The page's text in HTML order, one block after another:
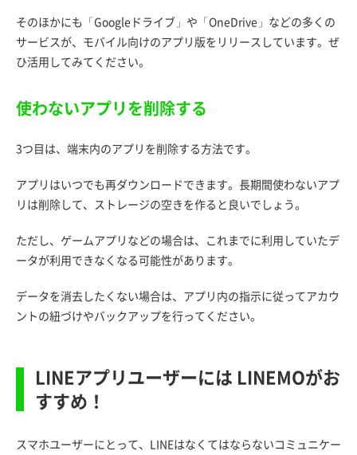
そのほかにも「Googleドライブ」や「OneDrive」などの多くの
サービスが、モバイル向けのアプリ版をリリースしています。ぜ
ひ活用してみてください。
使わないアプリを削除する
3つ目は、端末内のアプリを削除する方法です。
アプリはいつでも再ダウンロードできます。長期間使わないアプ
リは削除して、ストレージの空きを作ると良いでしょう。
ただし、ゲームアプリなどの場合は、これまでに利用していたデ
ータが利用できなくなる可能性があります。
データを消去したくない場合は、アプリ内の指示に従ってアカウ
ントの紐づけやバックアップを行ってください。
LINEアプリユーザーには LINEMOがお
すすめ！
スマホユーザーにとって、LINEはなくてはならないコミュニケー